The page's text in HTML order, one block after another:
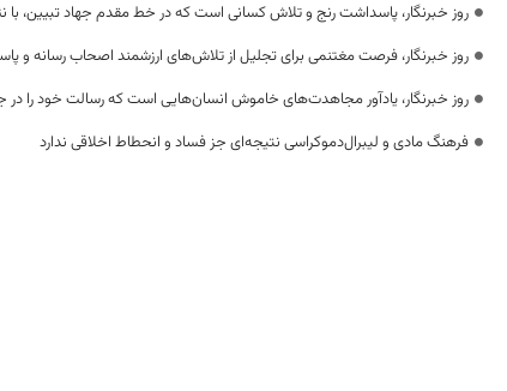
روز خبرنگار، پاسداشت رنج و تلاش کسانی است که در خط مقدم جهاد تبیین، با
روز خبرنگار، فرصت مغتنمی برای تجلیل از تلاش‌های ارزشمند اصحاب رسانه و
روز خبرنگار، یادآور مجاهدت‌های خاموش انسان‌هایی است که رسالت خود را
فرهنگ مادی و لیبرال‌دموکراسی نتیجه‌ای جز فساد و انحطاط اخلاقی ندارد